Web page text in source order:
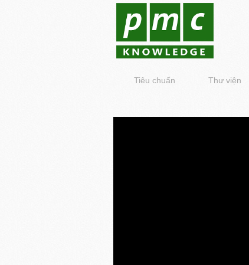
Tiêu chuẩn Thư viện